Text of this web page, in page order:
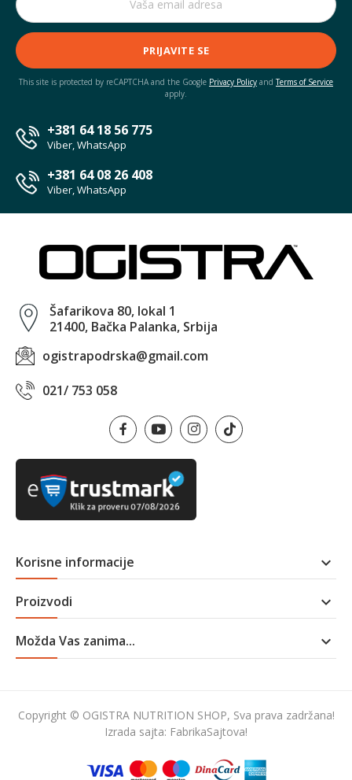
PRIJAVITE SE
This site is protected by reCAPTCHA and the Google Privacy Policy andTerms of Service
apply.
+381 64 18 56 775
Viber, WhatsApp
+381 64 08 26 408
Viber, WhatsApp
Šafarikova 80, lokal 1
21400, Bačka Palanka, Srbija
ogistrapodrska@gmail.com
021/ 753 058
Korisne informacije 
Proizvodi 
Možda Vas zanima... 
Copyright © OGISTRA NUTRITION SHOP, Sva prava zadržana!
Izrada sajta: FabrikaSajtova!